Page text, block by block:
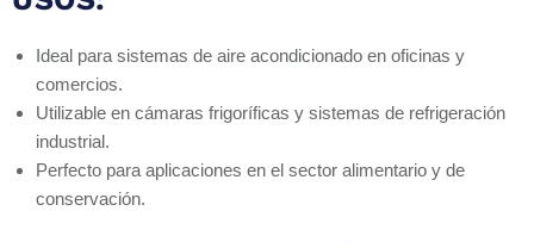
Ideal para sistemas de aire acondicionado en oficinas y
comercios.
Utilizable en cámaras frigoríficas y sistemas de refrigeración
industrial.
Perfecto para aplicaciones en el sector alimentario y de
conservación.